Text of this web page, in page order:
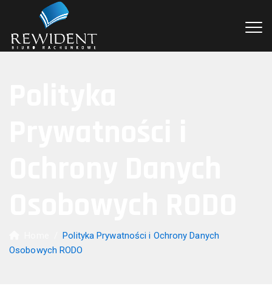
/Polityka Prywatności i Ochrony Danych
Osobowych RODO